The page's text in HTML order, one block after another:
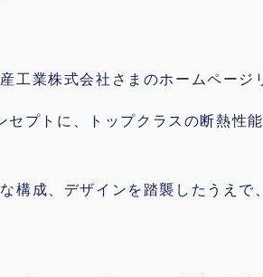
工業株式会社さまのホームページ
セプトに、トップクラスの断熱性
構成、デザインを踏襲したうえで、